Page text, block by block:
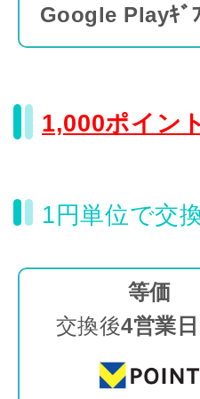
Google Playｷﾞﾌ
1,000ポイン
1円単位で交
等価
交換後4営業日